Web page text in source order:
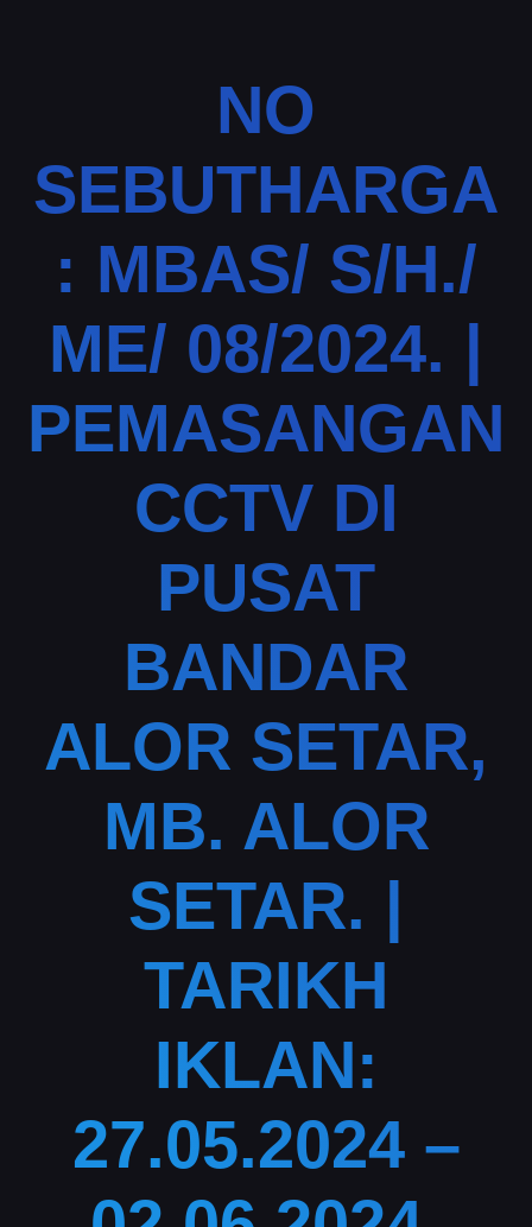
NO
SEBUTHARGA
: MBAS/ S/H./
ME/ 08/2024. |
PEMASANGAN
CCTV DI
PUSAT
BANDAR
ALOR SETAR,
MB. ALOR
SETAR. |
TARIKH
IKLAN:
27.05.2024 –